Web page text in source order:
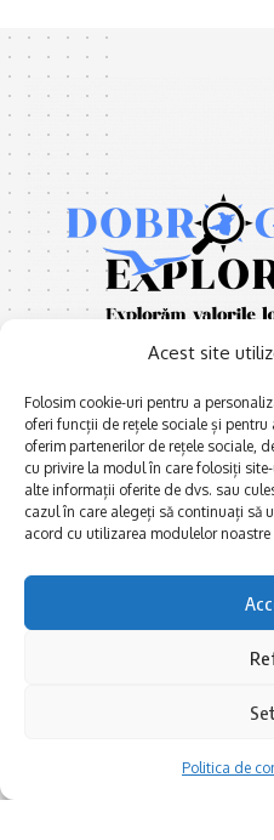
Acest site
Folosim cookie-uri pentru a
oferi funcții de rețele sociale și
oferim partenerilor de rețele sociale,
cu privire la modul în care folosiți
alte informații oferite de dvs. sau
cazul în care alegeți să continuați să
acord cu utilizarea modulelor noastre
Politica de
E xplorăm Dobrogea,
Explorăm valorile locale:
Deltă, Litoral, cele mai mari
lacuri, cele mai vechi orașe,
multe etnii, CELE MAI